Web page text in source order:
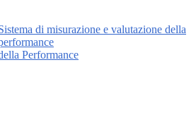
di misurazione e valutazione della
Performance